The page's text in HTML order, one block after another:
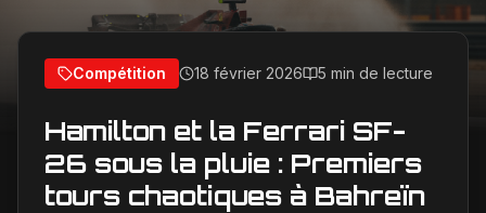
Compétition 18 février 2026 5 min de lecture
Hamilton et la Ferrari SF-
26 sous la pluie : Premiers
tours chaotiques à Bahreïn